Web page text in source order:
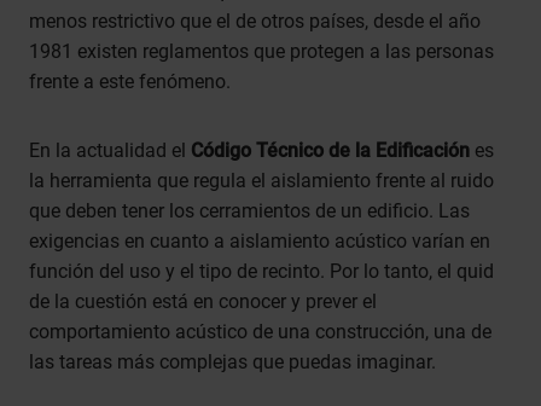
menos restrictivo que el de otros países, desde el año
1981 existen reglamentos que protegen a las personas
frente a este fenómeno.
En la actualidad el Código Técnico de la Edificación es
la herramienta que regula el aislamiento frente al ruido
que deben tener los cerramientos de un edificio. Las
exigencias en cuanto a aislamiento acústico varían en
función del uso y el tipo de recinto. Por lo tanto, el quid
de la cuestión está en conocer y prever el
comportamiento acústico de una construcción, una de
las tareas más complejas que puedas imaginar.